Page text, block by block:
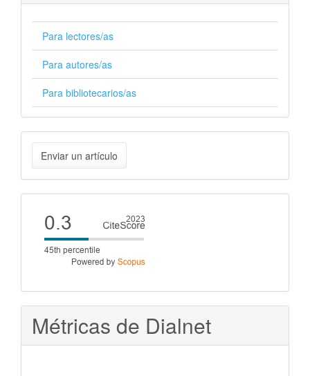
Para lectores/as
Para autores/as
Para bibliotecarios/as
Enviar
un
artículo
Enviar un artículo
Cite
score
Métricas de Dialnet